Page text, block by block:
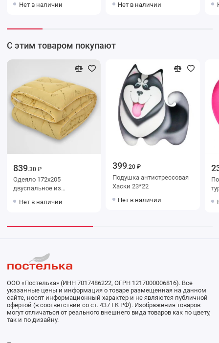
Нет в наличии
ДАРГЕЗ
Нет в наличии
С этим товаром покупают
839.30 ₽
Одеяло 172х205
двуспальное из
шерсть верблюжья
Нет в наличии
399.20 ₽
Подушка антистрессовая
Хаски 23*22
Нет в наличии
ООО «Постелька» (ИНН 7017486222, ОГРН 1217000006816). Все
указанные цены и информация о товаре размещенная на данном
сайте, носят информационный характер и не являются публичной
офертой (в соответствии со ст. 437 ГК РФ). Изображения товаров
могут отличаться от реального внешнего вида товаров как по цвету,
так и по дизайну.